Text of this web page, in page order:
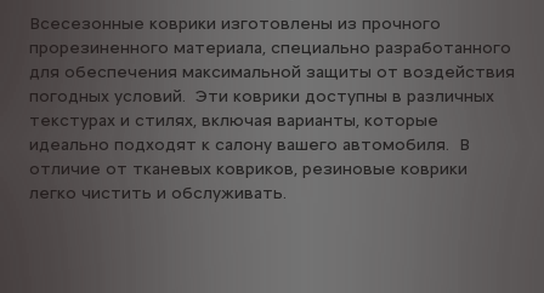
Всесезонные коврики изготовлены из прочного
прорезиненного материала, специально разработанного
для обеспечения максимальной защиты от воздействия
погодных условий. Эти коврики доступны в различных
текстурах и стилях, включая варианты, которые
идеально подходят к салону вашего автомобиля. В
отличие от тканевых ковриков, резиновые коврики
легко чистить и обслуживать.